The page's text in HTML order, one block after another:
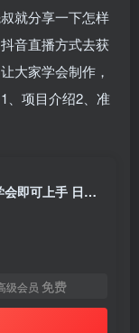
就分享一下怎样
音直播方式去获
大家学会制作，
、项目介绍2、准
PS手机壁纸模板定制直播 最新实操玩法 学会即可上手 日收入500+
级会员 免费